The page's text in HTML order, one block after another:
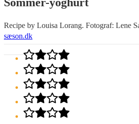
Recipe by Louisa Lorang. Fotograf: Lene
sæson.dk